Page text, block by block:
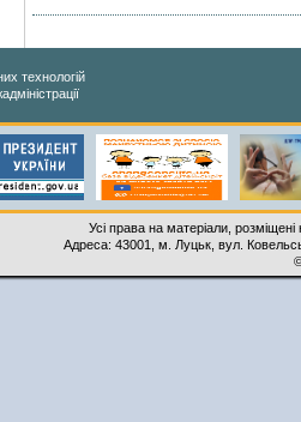
технологій
Усі права на матеріали,
Адреса: 43001, м. Луцьк, вул.